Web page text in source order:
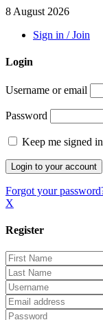
8 August 2026
Sign in / Join
Login
Username or email
Password
Keep me signed
Forgot your
X
Register